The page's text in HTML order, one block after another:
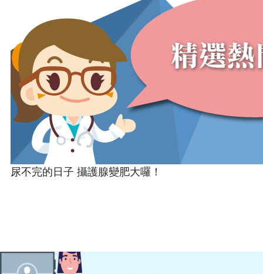
尿不完的日子 攝護腺變肥大囉！